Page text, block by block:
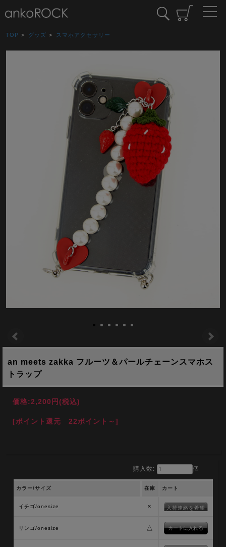
TOP > グッズ > スマホアクセサリー
an meets zakka フルーツ＆パールチェーンスマホス
トラップ
価格:2,200円(税込)
[ポイント還元 22ポイント～]
購入数: 個
カラー/サイズ 在庫 カート
イチゴ/onesize × 入荷連絡を希望
リンゴ/onesize △